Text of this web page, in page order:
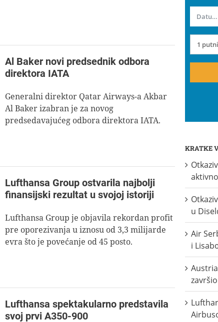
Al Baker novi predsednik odbora
direktora IATA
Generalni direktor Qatar Airways-a Akbar
Al Baker izabran je za novog
predsedavajućeg odbora direktora IATA.
Lufthansa Group ostvarila najbolji
finansijski rezultat u svojoj istoriji
Lufthansa Group je objavila rekordan profit
pre oporezivanja u iznosu od 3,3 milijarde
evra što je povećanje od 45 posto.
Lufthansa spektakularno predstavila
svoj prvi A350-900
Datum od
1
KRATKE
u
Air
i